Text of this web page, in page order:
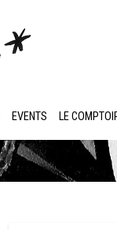
EVENTS LE